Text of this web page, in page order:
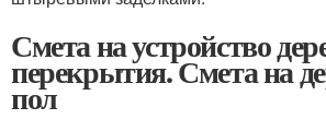
Смета на устройство
перекрытия. Смета на
пол